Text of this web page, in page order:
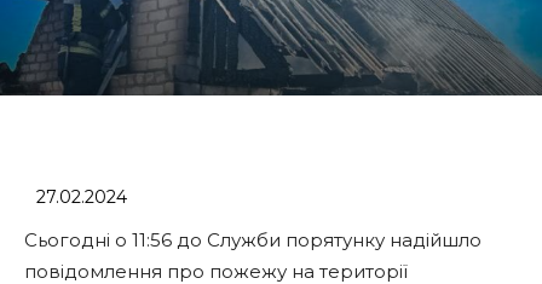
27.02.2024
Сьогодні о 11:56 до Служби порятунку надійшло
повідомлення про пожежу на території